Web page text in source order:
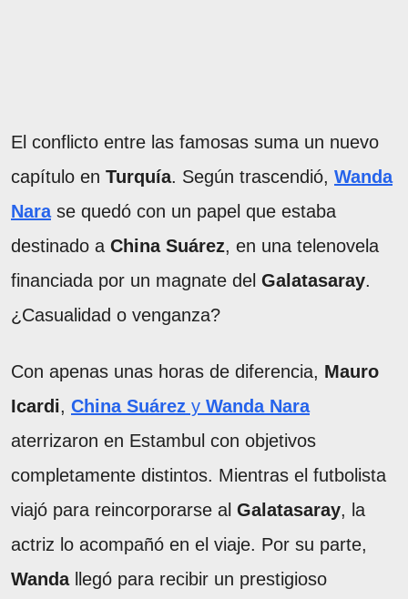
El conflicto entre las famosas suma un nuevo
capítulo en Turquía. Según trascendió, Wanda
Narase quedó con un papel que estaba
destinado a China Suárez, en una telenovela
financiada por un magnate del Galatasaray.
¿Casualidad o venganza?
Con apenas unas horas de diferencia, Mauro
Icardi, China Suárez y Wanda Nara
aterrizaron en Estambul con objetivos
completamente distintos. Mientras el futbolista
viajó para reincorporarse al Galatasaray, la
actriz lo acompañó en el viaje. Por su parte,
Wandallegó para recibir un prestigioso